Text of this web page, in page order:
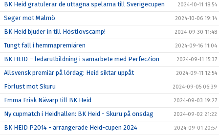
BK Heid gratulerar de uttagna spelarna till Sverigecupen 2024-10-11 18:54
Seger mot Malmö 2024-10-06 19:14
BK Heid bjuder in till Höstlovscamp! 2024-09-30 11:48
Tungt fall i hemmapremiären 2024-09-16 11:04
BK HEID – ledarutbildning i samarbete med PerfecZion 2024-09-11 15:37
Allsvensk premiär på lördag: Heid siktar uppåt 2024-09-11 12:54
Förlust mot Skuru 2024-09-05 06:39
Emma Frisk Nävarp till BK Heid 2024-09-03 19:27
Ny cupmatch i Heidhallen: BK Heid - Skuru på onsdag 2024-09-02 21:22
BK HEID P2014 - arrangerade Heid-cupen 2024 2024-09-01 20:57